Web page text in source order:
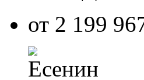
от 2 199